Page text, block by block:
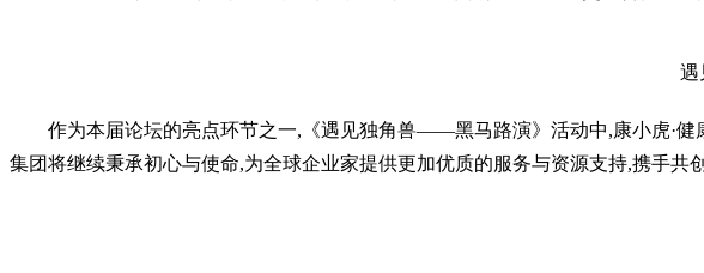
遇
作为本届论坛的亮点环节之一,《遇见独角兽——黑马路演》活动中,康小虎·
集团将继续秉承初心与使命,为全球企业家提供更加优质的服务与资源支持,携手共